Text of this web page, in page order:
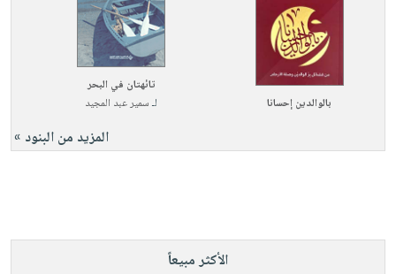
بالوالدين إحسانا
تائهتان في البحر
لـسمير عبد المجيد
المزيد من البنود »
الأكثر مبيعاً